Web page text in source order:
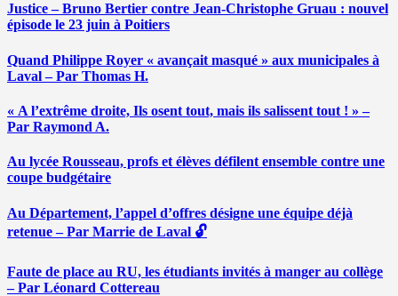
Justice – Bruno Bertier contre Jean-Christophe Gruau : nouvel
épisode le 23 juin à Poitiers
Quand Philippe Royer « avançait masqué » aux municipales à
Laval – Par Thomas H.
« A l’extrême droite, Ils osent tout, mais ils salissent tout ! » –
Par Raymond A.
Au lycée Rousseau, profs et élèves défilent ensemble contre une
coupe budgétaire
Au Département, l’appel d’offres désigne une équipe déjà
retenue – Par Marrie de Laval 🔓
Faute de place au RU, les étudiants invités à manger au collège
– Par Léonard Cottereau